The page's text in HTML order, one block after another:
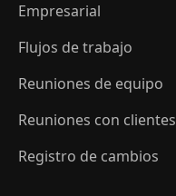
Empresarial
Flujos de trabajo
Reuniones de equipo
Reuniones con clientes
Registro de cambios